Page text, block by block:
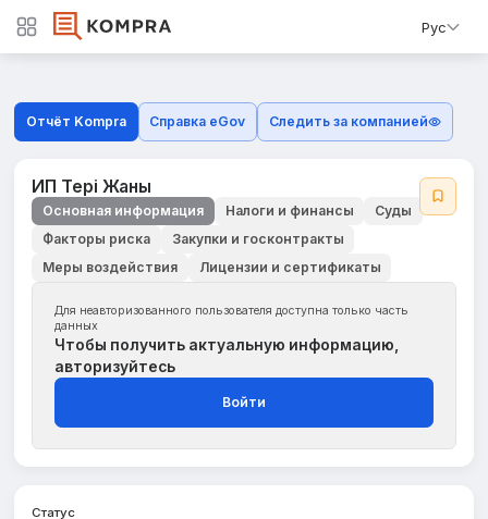
Рус
Отчёт Kompra Справка eGov Следить за компанией
ИП Тері Жаны
Основная информация Налоги и финансы
Суды
Факторы риска
Закупки и госконтракты
Меры воздействия
Лицензии и сертификаты
Для неавторизованного пользователя доступна только часть
данных
Чтобы получить актуальную информацию,
авторизуйтесь
Войти
Статус